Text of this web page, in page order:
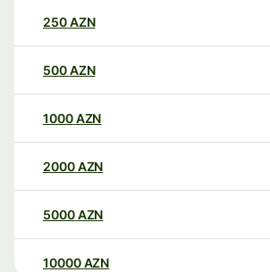
250AZN
500AZN
1000AZN
2000AZN
5000AZN
10000 AZN